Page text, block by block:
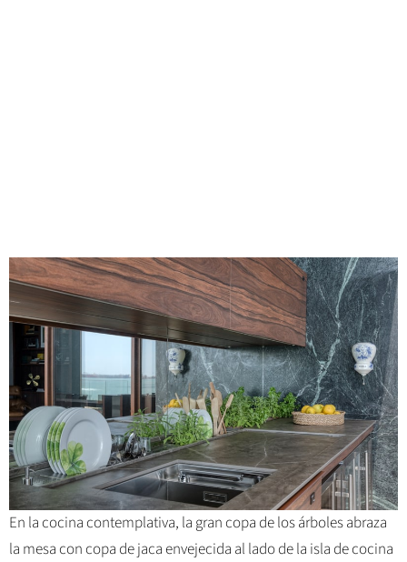
En la cocina contemplativa, la gran copa de los árboles abraza
la mesa con copa de jaca envejecida al lado de la isla de cocina